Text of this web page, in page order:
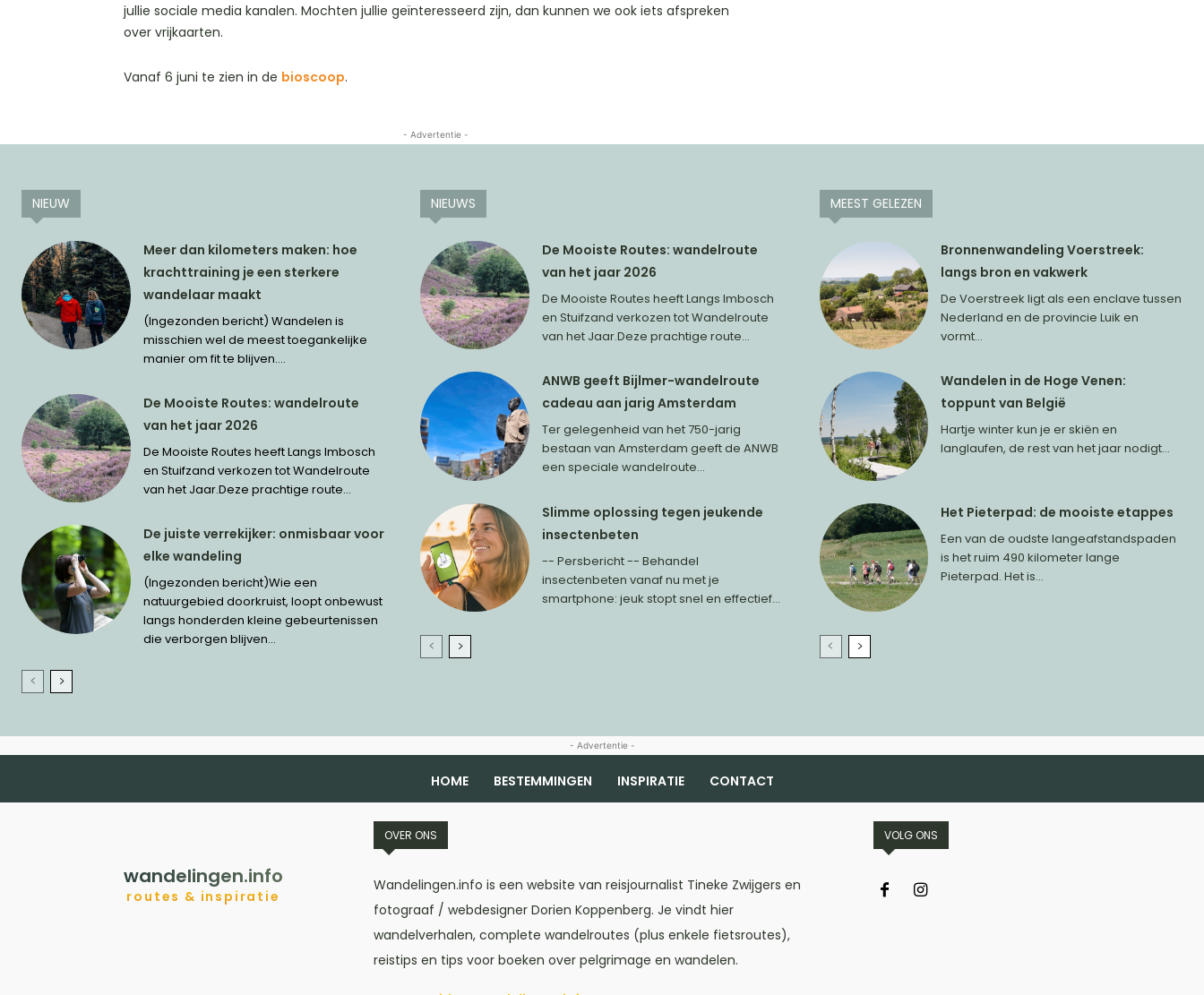
jullie sociale media kanalen. Mochten jullie geïnteresseerd zijn, dan kunnen we ook iets afspreken
over vrijkaarten.
Vanaf 6 juni te zien in de bioscoop.
- Advertentie -
NIEUW
Meer dan kilometers maken: hoe
krachttraining je een sterkere
wandelaar maakt
(Ingezonden bericht) Wandelen is
misschien wel de meest toegankelijke
manier om fit te blijven....
De Mooiste Routes: wandelroute
van het jaar 2026
De Mooiste Routes heeft Langs Imbosch
en Stuifzand verkozen tot Wandelroute
van het Jaar.Deze prachtige route...
De juiste verrekijker: onmisbaar voor
elke wandeling
(Ingezonden bericht)Wie een
natuurgebied doorkruist, loopt onbewust
langs honderden kleine gebeurtenissen
die verborgen blijven...
NIEUWS
De Mooiste Routes: wandelroute
van het jaar 2026
De Mooiste Routes heeft Langs Imbosch
en Stuifzand verkozen tot Wandelroute
van het Jaar.Deze prachtige route...
ANWB geeft Bijlmer-wandelroute
cadeau aan jarig Amsterdam
Ter gelegenheid van het 750-jarig
bestaan van Amsterdam geeft de ANWB
een speciale wandelroute...
Slimme oplossing tegen jeukende
insectenbeten
-- Persbericht -- Behandel
insectenbeten vanaf nu met je
smartphone: jeuk stopt snel en effectief...
MEEST GELEZEN
Bronnenwandeling Voerstreek:
langs bron en vakwerk
De Voerstreek ligt als een enclave tussen
Nederland en de provincie Luik en
vormt...
Wandelen in de Hoge Venen:
toppunt van België
Hartje winter kun je er skiën en
langlaufen, de rest van het jaar nodigt...
Het Pieterpad: de mooiste etappes
Een van de oudste langeafstandspaden
is het ruim 490 kilometer lange
Pieterpad. Het is...
- Advertentie -
HOME BESTEMMINGEN INSPIRATIE CONTACT
wandelingen.info
routes & inspiratie
OVER ONS
Wandelingen.info is een website van reisjournalist Tineke Zwijgers en
fotograaf / webdesigner Dorien Koppenberg. Je vindt hier
wandelverhalen, complete wandelroutes (plus enkele fietsroutes),
reistips en tips voor boeken over pelgrimage en wandelen.
VOLG ONS